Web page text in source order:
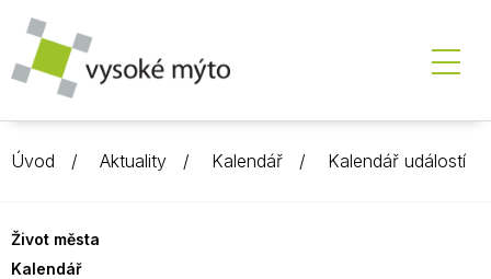
Úvod Aktuality Kalendář Kalendář událostí
Život města
Kalendář